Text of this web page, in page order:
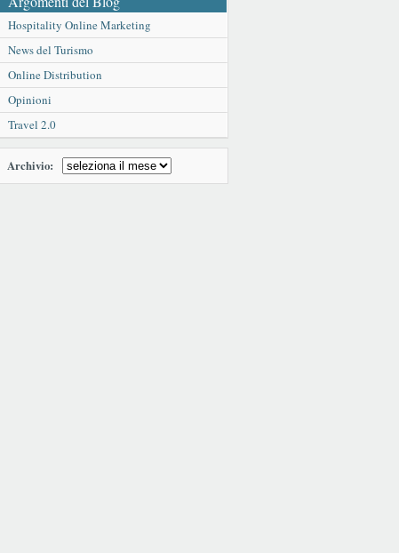
Hospitality Online Marketing
News del Turismo
Online Distribution
Opinioni
Travel 2.0
Archivio: